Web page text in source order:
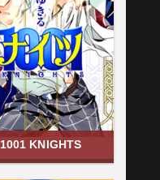
1001 KNIGHTS